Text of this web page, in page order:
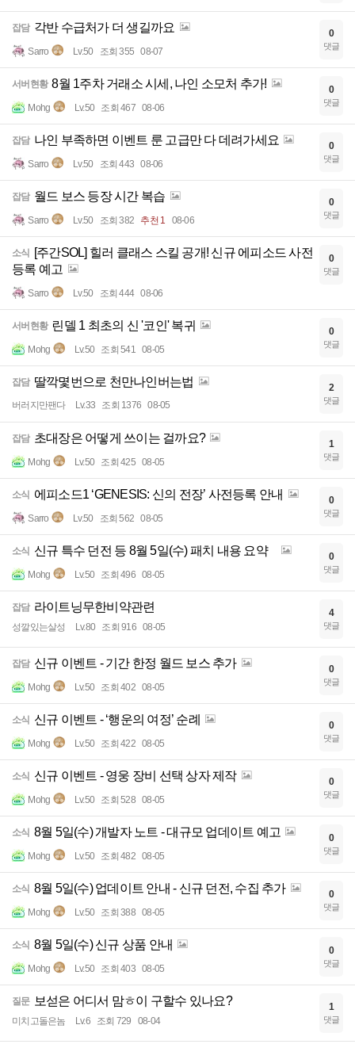
잡담 각반 수급처가 더 생길까요
Sarro Lv.50 조회 355 08-07
0
댓글
서버현황 8월 1주차 거래소 시세, 나인 소모처 추가!
Mohg Lv.50 조회 467 08-06
0
댓글
잡담 나인 부족하면 이벤트 룬 고급만 다 데려가세요
Sarro Lv.50 조회 443 08-06
0
댓글
잡담 월드 보스 등장 시간 복습
Sarro Lv.50 조회 382 추천 1 08-06
0
댓글
소식
[주간SOL] 힐러 클래스 스킬 공개! 신규 에피소드 사전
등록 예고
Sarro Lv.50 조회 444 08-06
0
댓글
서버현황 린델 1 최초의 신 '코인' 복귀
Mohg Lv.50 조회 541 08-05
0
댓글
잡담 딸깍몇번으로 천만나인버는법
버러지만팬다 Lv.33 조회 1376 08-05
2
댓글
잡담 초대장은 어떻게 쓰이는 걸까요?
Mohg Lv.50 조회 425 08-05
1
댓글
소식 에피소드1 ‘GENESIS: 신의 전장’ 사전등록 안내
Sarro Lv.50 조회 562 08-05
0
댓글
소식 신규 특수 던전 등 8월 5일(수) 패치 내용 요약
Mohg Lv.50 조회 496 08-05
0
댓글
잡담 라이트닝무한비약관련
성깔있는살성 Lv.80 조회 916 08-05
4
댓글
잡담 신규 이벤트 - 기간 한정 월드 보스 추가
Mohg Lv.50 조회 402 08-05
0
댓글
소식 신규 이벤트 - ‘행운의 여정’ 순례
Mohg Lv.50 조회 422 08-05
0
댓글
소식 신규 이벤트 - 영웅 장비 선택 상자 제작
Mohg Lv.50 조회 528 08-05
0
댓글
소식 8월 5일(수) 개발자 노트 - 대규모 업데이트 예고
Mohg Lv.50 조회 482 08-05
0
댓글
소식 8월 5일(수) 업데이트 안내 - 신규 던전, 수집 추가
Mohg Lv.50 조회 388 08-05
0
댓글
소식 8월 5일(수) 신규 상품 안내
Mohg Lv.50 조회 403 08-05
0
댓글
질문 보섣은 어디서 맘ㅎ이 구할수 있나요?
미치고돌은놈 Lv.6 조회 729 08-04
1
댓글